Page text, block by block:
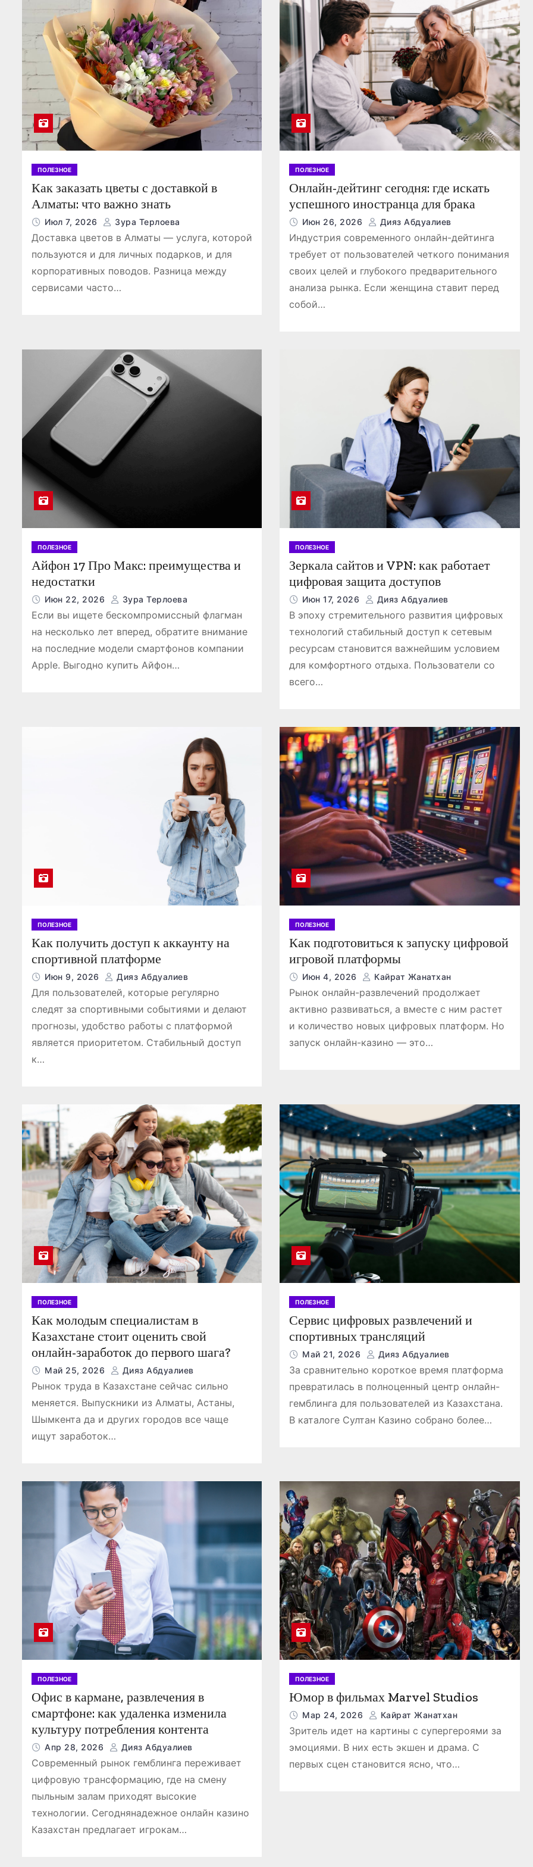
ПОЛЕЗНОЕ
Как заказать цветы с доставкой в
Алматы: что важно знать
Июл 7, 2026 Зура Терлоева
Доставка цветов в Алматы — услуга, которой
пользуются и для личных подарков, и для
корпоративных поводов. Разница между
сервисами часто…
ПОЛЕЗНОЕ
Онлайн-дейтинг сегодня: где искать
успешного иностранца для брака
Июн 26, 2026 Дияз Абдуалиев
Индустрия современного онлайн-дейтинга
требует от пользователей четкого понимания
своих целей и глубокого предварительного
анализа рынка. Если женщина ставит перед
собой…
ПОЛЕЗНОЕ
Айфон 17 Про Макс: преимущества и
недостатки
Июн 22, 2026 Зура Терлоева
Если вы ищете бескомпромиссный флагман
на несколько лет вперед, обратите внимание
на последние модели смартфонов компании
Apple. Выгодно купить Айфон…
ПОЛЕЗНОЕ
Зеркала сайтов и VPN: как работает
цифровая защита доступов
Июн 17, 2026 Дияз Абдуалиев
В эпоху стремительного развития цифровых
технологий стабильный доступ к сетевым
ресурсам становится важнейшим условием
для комфортного отдыха. Пользователи со
всего…
ПОЛЕЗНОЕ
Как получить доступ к аккаунту на
спортивной платформе
Июн 9, 2026 Дияз Абдуалиев
Для пользователей, которые регулярно
следят за спортивными событиями и делают
прогнозы, удобство работы с платформой
является приоритетом. Стабильный доступ
к…
ПОЛЕЗНОЕ
Как подготовиться к запуску цифровой
игровой платформы
Июн 4, 2026 Кайрат Жанатхан
Рынок онлайн-развлечений продолжает
активно развиваться, а вместе с ним растет
и количество новых цифровых платформ. Но
запуск онлайн-казино — это…
ПОЛЕЗНОЕ
Как молодым специалистам в
Казахстане стоит оценить свой
онлайн-заработок до первого шага?
Май 25, 2026 Дияз Абдуалиев
Рынок труда в Казахстане сейчас сильно
меняется. Выпускники из Алматы, Астаны,
Шымкента да и других городов все чаще
ищут заработок…
ПОЛЕЗНОЕ
Сервис цифровых развлечений и
спортивных трансляций
Май 21, 2026 Дияз Абдуалиев
За сравнительно короткое время платформа
превратилась в полноценный центр онлайн-
гемблинга для пользователей из Казахстана.
В каталоге Султан Казино собрано более…
ПОЛЕЗНОЕ
Офис в кармане, развлечения в
смартфоне: как удаленка изменила
культуру потребления контента
Апр 28, 2026 Дияз Абдуалиев
Современный рынок гемблинга переживает
цифровую трансформацию, где на смену
пыльным залам приходят высокие
технологии. Сегоднянадежное онлайн казино
Казахстан предлагает игрокам…
ПОЛЕЗНОЕ
Юмор в фильмах Marvel Studios
Мар 24, 2026 Кайрат Жанатхан
Зритель идет на картины с супергероями за
эмоциями. В них есть экшен и драма. С
первых сцен становится ясно, что…
Napapijri — легенда
каждой авантюры!
Июл 24, 2026 Кайрат Жанатхан
Открыть счет в
Гонконге
Июл 23, 2026 Кайрат Жанатхан